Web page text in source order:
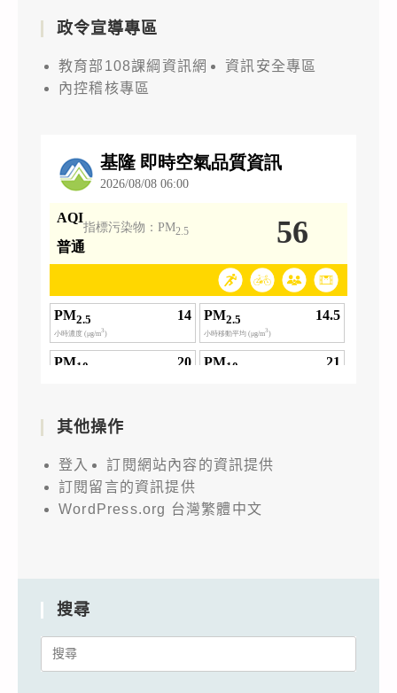
政令宣導專區
教育部108課綱資訊網
資訊安全專區
內控稽核專區
其他操作
登入
訂閱網站內容的資訊提供
訂閱留言的資訊提供
WordPress.org 台灣繁體中文
搜尋
Search